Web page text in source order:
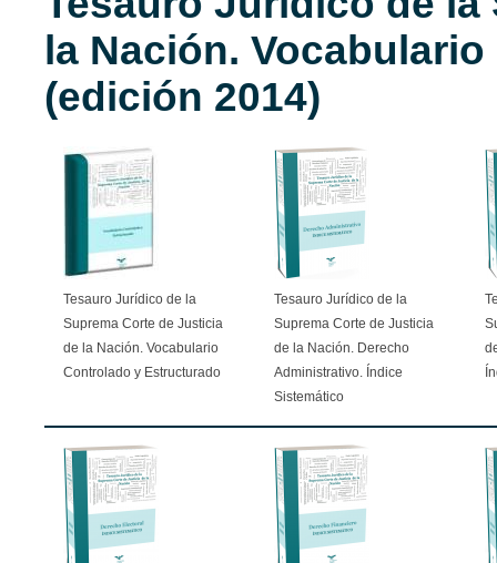
la Nación.
(edición 2014)
Tesauro Jurídico de la
Suprema Corte de Justicia
de la Nación. Vocabulario
Controlado y Estructurado
Tesauro Jurídico de la
Suprema Corte de Justicia
de la Nación. Derecho
Administrativo. Índice
Sistemático